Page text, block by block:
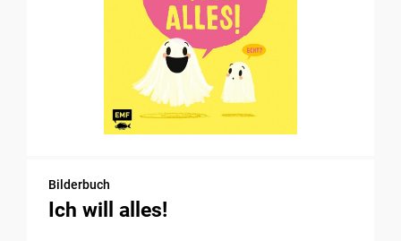
Bilderbuch
Ich will alles!